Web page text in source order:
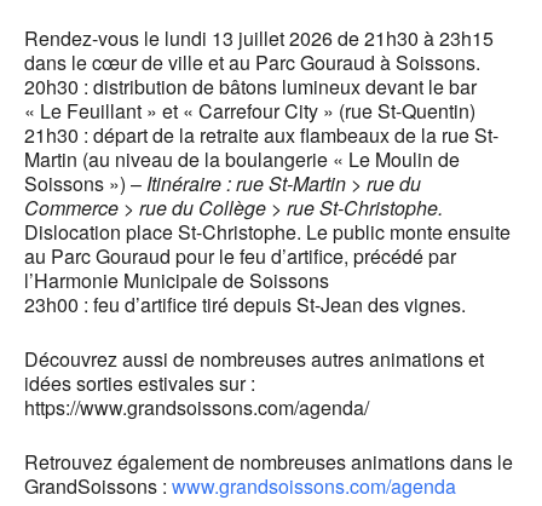
Rendez-vous le lundi 13 juillet 2026 de 21h30 à 23h15
dans le cœur de ville et au Parc Gouraud à Soissons.
20h30 : distribution de bâtons lumineux devant le bar
« Le Feuillant » et « Carrefour City » (rue St-Quentin)
21h30 : départ de la retraite aux flambeaux de la rue St-
Martin (au niveau de la boulangerie « Le Moulin de
Soissons ») – Itinéraire : rue St-Martin > rue du
Commerce > rue du Collège > rue St-Christophe.
Dislocation place St-Christophe. Le public monte ensuite
au Parc Gouraud pour le feu d’artifice, précédé par
l’Harmonie Municipale de Soissons
23h00 : feu d’artifice tiré depuis St-Jean des vignes.
Découvrez aussi de nombreuses autres animations et
idées sorties estivales sur :
https://www.grandsoissons.com/agenda/
Retrouvez également de nombreuses animations dans le
GrandSoissons : www.grandsoissons.com/agenda